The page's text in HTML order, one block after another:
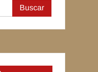
Buscar: